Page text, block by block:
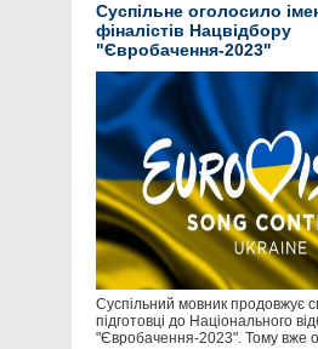
Суспільне оголосило
фіналістів Нацвідбору
"Євробачення-2023"
Суспільний мовник продовжує
підготовці до Національного
"Євробачення-2023". Тому вже